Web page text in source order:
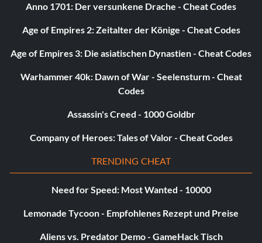
Tuxedo für den Mehrspielermodus
freischalten
Stärkere Beruhigungsmittel freischalten
Scharfschützen-Level freischalten
Anno 1701: Der versunkene Drache - Cheat Codes
Age of Empires 2: Zeitalter der Könige - Cheat Codes
Age of Empires 3: Die asiatischen Dynastien - Cheat Codes
Warhammer 40k: Dawn of War - Seelensturm - Cheat
Codes
Assassin's Creed - 1000 Goldbr
Company of Heroes: Tales of Valor - Cheat Codes
TRENDING CHEAT
Need for Speed: Most Wanted - 10000
Lemonade Tycoon - Empfohlenes Rezept und Preise
Aliens vs. Predator Demo - GameHack Tisch